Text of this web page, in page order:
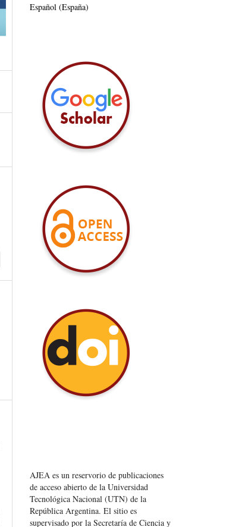
Español (España)
AJEA es un reservorio de publicaciones
de acceso abierto de la Universidad
Tecnológica Nacional (UTN) de la
República Argentina. El sitio es
supervisado por la Secretaría de Ciencia y